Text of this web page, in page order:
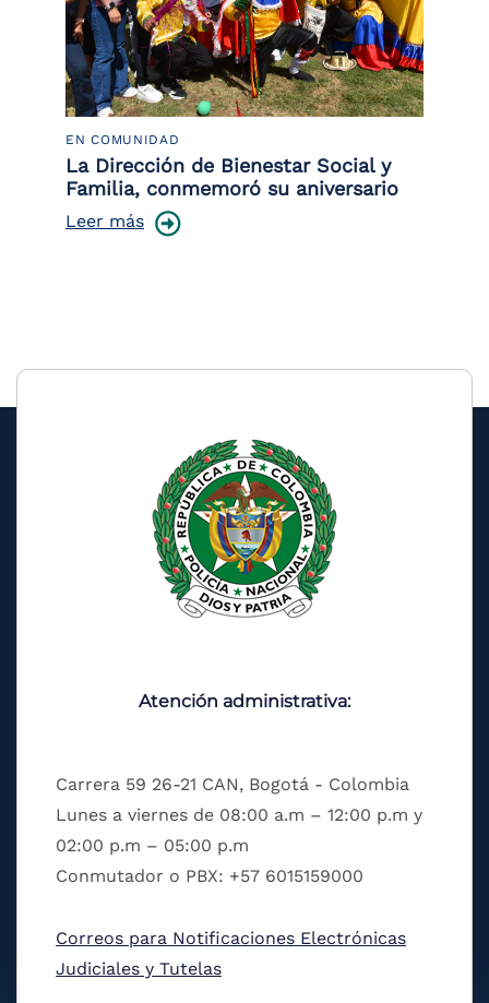
EN COMUNIDAD
La Dirección de Bienestar Social y
Familia, conmemoró su aniversario
Leer más
Atención administrativa:
Carrera 59 26-21 CAN, Bogotá - Colombia
Lunes a viernes de 08:00 a.m – 12:00 p.m y
02:00 p.m – 05:00 p.m
Conmutador o PBX: +57 6015159000
Correos para Notificaciones Electrónicas
Judiciales y Tutelas